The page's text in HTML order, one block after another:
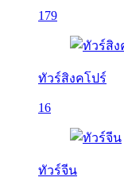
179
ทัวร์สิงคโปร์
16
ทัวร์จีน